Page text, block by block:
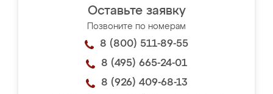
Оставьте заявку
Позвоните по номерам
8 (800) 511-89-55
8 (495) 665-24-01
8 (926) 409-68-13